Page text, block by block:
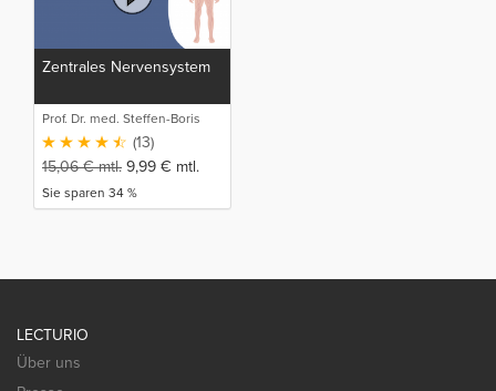
Zentrales Nervensystem
Prof. Dr. med. Steffen-Boris
Wirth (1)
(13)
15,06€mtl. 9,99 € mtl.
Sie sparen 34 %
LECTURIO
Über uns